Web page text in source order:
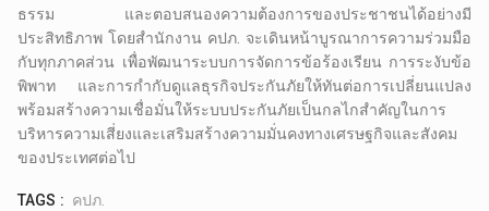
ธรรม และตอบสนองความต้องการของประชาชนได้อย่างมี
ประสิทธิภาพ โดยสำนักงาน คปภ. จะเดินหน้าบูรณาการความร่วมมือ
กับทุกภาคส่วน เพื่อพัฒนาระบบการจัดการข้อร้องเรียน การระงับข้อ
พิพาท และการกำกับดูแลธุรกิจประกันภัยให้ทันต่อการเปลี่ยนแปลง
พร้อมสร้างความเชื่อมั่นให้ระบบประกันภัยเป็นกลไกสำคัญในการ
บริหารความเสี่ยงและเสริมสร้างความมั่นคงทางเศรษฐกิจและสังคม
ของประเทศต่อไป
TAGS : คปภ.